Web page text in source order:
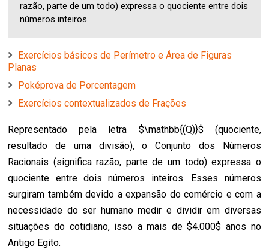
razão, parte de um todo) expressa o quociente entre dois
números inteiros.
Exercícios básicos de Perímetro e Área de Figuras
Planas
Poképrova de Porcentagem
Exercícios contextualizados de Frações
Representado pela letra $\mathbb{(Q)}$ (quociente,
resultado de uma divisão), o Conjunto dos Números
Racionais (significa razão, parte de um todo) expressa o
quociente entre dois números inteiros. Esses números
surgiram também devido a expansão do comércio e com a
necessidade do ser humano medir e dividir em diversas
situações do cotidiano, isso a mais de $4.000$ anos no
Antigo Egito.